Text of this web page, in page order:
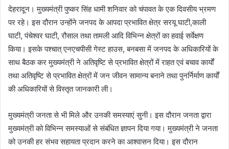
देहरादून। मुख्यमंत्री पुष्कर सिंह धामी शनिवार को चंपावत के एक दिवसीय भ्रमण
पर रहे। इस दौरान उन्होंने जनपद के आपदा प्रभावित क्षेत्र सरयू घाटी,काली
घाटी, पंचेश्वर घाटी, रौसाल तथा तामली आदि विभिन्न क्षेत्रों का हवाई सर्वेक्षण
किया। इसके पश्चात् एनएचपीसी गेस्ट हाउस, बनबसा में जनपद के अधिकारियों के
साथ बैठक कर मुख्यमंत्री ने अतिवृष्टि से प्रभावित क्षेत्रों में राहत एवं बचाव कार्यों
तथा अतिवृष्टि से प्रभावित क्षेत्रों में जन जीवन सामान्य बनाने तथा पुनर्निर्माण कार्यों
की अधिकारियों से विस्तृत जानकारी ली।
मुख्यमंत्री जनता से भी मिले और उनकी समस्याएं सुनी। इस दौरान जनता द्वारा
मुख्यमंत्री को विभिन्न समस्याओं से संबंधित ज्ञापन दिया गया। मुख्यमंत्री ने जनता
को उनकी हर संभव सहायता प्रदान करने का आश्वासन दिया। इस दौरान